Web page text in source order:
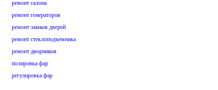
ремонт салона
ремонт генераторов
ремонт замков дверей
ремонт стеклоподъемника
ремонт дворников
полировка фар
регулировка фар